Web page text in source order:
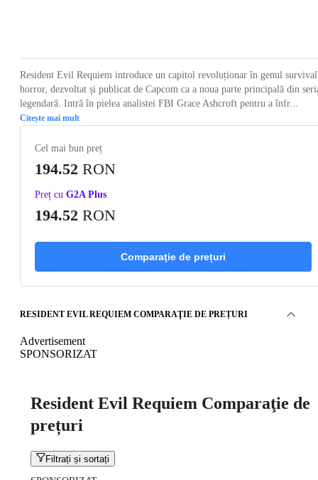
Resident Evil Requiem introduce un capitol revoluționar în genul survival
horror, dezvoltat și publicat de Capcom ca a noua parte principală din
legendară. Intră în pielea analistei FBI Grace Ashcroft pentru a înfr...
Citește mai mult
Cel mai bun preț
194.52 RON
Preț cu G2A Plus
194.52 RON
Comparaţie de prețuri
RESIDENT EVIL REQUIEM COMPARAŢIE DE PREȚURI
Advertisement
SPONSORIZAT
Resident Evil Requiem Comparaţie de
prețuri
Filtrați și sortați